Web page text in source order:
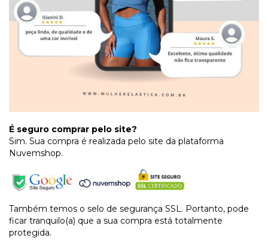
É seguro comprar pelo site?
Sim. Sua compra é realizada pelo site da plataforma
Nuvemshop.
Também temos o selo de segurança SSL. Portanto, pode
ficar tranquilo(a) que a sua compra está totalmente
protegida.